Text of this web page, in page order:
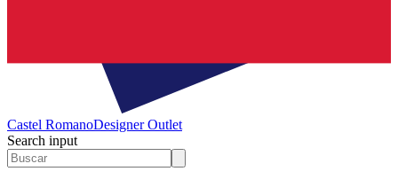
Castel RomanoDesigner Outlet
Search input